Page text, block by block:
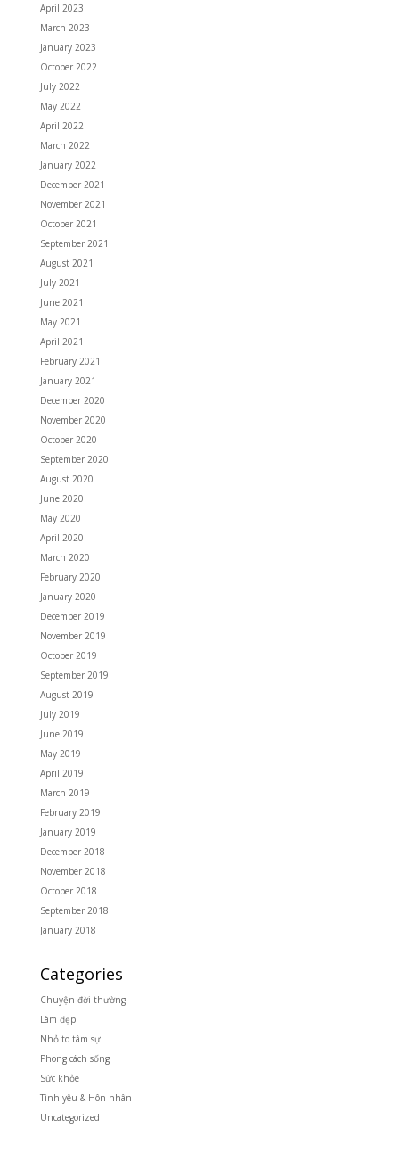
April 2023
March 2023
January 2023
October 2022
July 2022
May 2022
April 2022
March 2022
January 2022
December 2021
November 2021
October 2021
September 2021
August 2021
July 2021
June 2021
May 2021
April 2021
February 2021
January 2021
December 2020
November 2020
October 2020
September 2020
August 2020
June 2020
May 2020
April 2020
March 2020
February 2020
January 2020
December 2019
November 2019
October 2019
September 2019
August 2019
July 2019
June 2019
May 2019
April 2019
March 2019
February 2019
January 2019
December 2018
November 2018
October 2018
September 2018
January 2018
Categories
Chuyện đời thường
Làm đẹp
Nhỏ to tâm sự
Phong cách sống
Sức khỏe
Tình yêu & Hôn nhân
Uncategorized